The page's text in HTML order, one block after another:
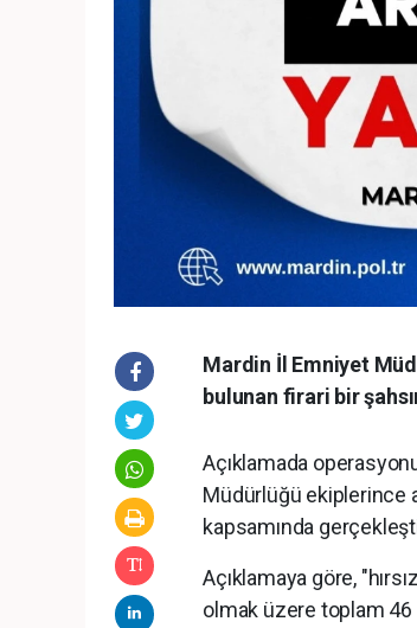
Mardin İl Emniyet
bulunan firari bir
Açıklamada
Müdürlüğü ekiplerince
kapsamında
Açıklamaya göre,
olmak üzere toplam 46